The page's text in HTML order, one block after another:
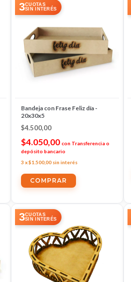
3CUOTAS
SIN INTERÉS
Bandeja con Frase Feliz día -
20x30x5
$4.500,00
$4.050,00 con Transferencia o
depósito bancario
3 x$1.500,00 sin interés
3CUOTAS
SIN INTERÉS